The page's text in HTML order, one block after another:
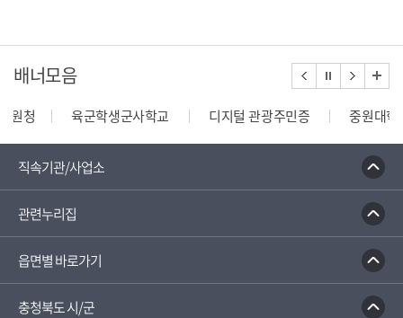
배너모음
육군학생군사학교 디지털 관광주민증
중원대학교
직속기관/사업소
관련누리집
읍면별 바로가기
충청북도 시/군